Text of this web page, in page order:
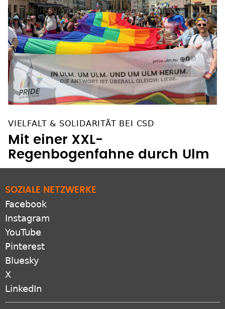
VIELFALT & SOLIDARITÄT BEI CSD
Mit einer XXL-
Regenbogenfahne durch Ulm
SOZIALE NETZWERKE
Facebook
Instagram
YouTube
Pinterest
Bluesky
X
LinkedIn